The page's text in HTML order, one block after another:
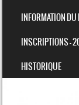
INFORMATION
INSCRIPTIONS –
HISTORIQUE